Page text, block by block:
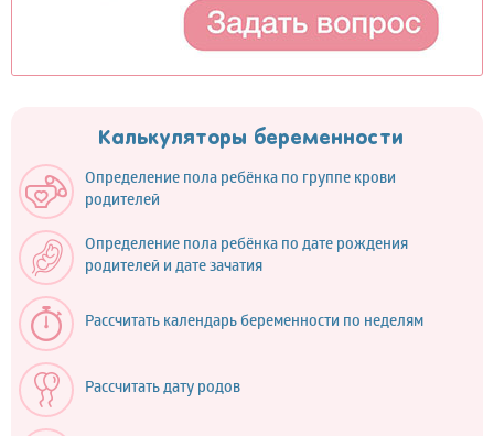
Калькуляторы беременности
Определение пола ребёнка по группе крови
родителей
Определение пола ребёнка по дате рождения
родителей и дате зачатия
Рассчитать календарь беременности по неделям
Рассчитать дату родов